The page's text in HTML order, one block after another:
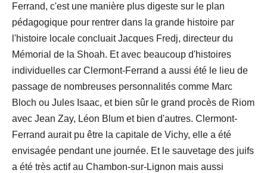
Ferrand, c'est une manière plus digeste sur le plan
pédagogique pour rentrer dans la grande histoire par
l'histoire locale concluait Jacques Fredj, directeur du
Mémorial de la Shoah. Et avec beaucoup d'histoires
individuelles car Clermont-Ferrand a aussi été le lieu de
passage de nombreuses personnalités comme Marc
Bloch ou Jules Isaac, et bien sûr le grand procès de Riom
avec Jean Zay, Léon Blum et bien d'autres. Clermont-
Ferrand aurait pu être la capitale de Vichy, elle a été
envisagée pendant une journée. Et le sauvetage des juifs
a été très actif au Chambon-sur-Lignon mais aussi